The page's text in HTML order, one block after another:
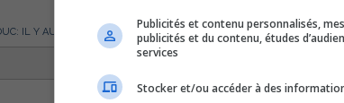
IL Y AURA ENTRAVES SUR LE CHEMIN SAINT-ROCH » ARROSAGE
Publicités et contenu personnalisés,
publicités et du contenu, études
services
Stocker et/ou accéder à des